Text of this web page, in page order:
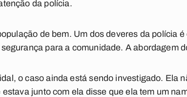
da polícia.
de bem. Um dos deveres da polícia
para a comunidade. A abordagem
o caso ainda está sendo investigado. Ela
junto com ela disse que ela tem um